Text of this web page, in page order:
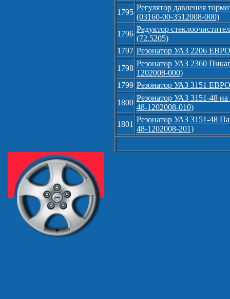
1795
Регулятор давления
(03160-00-3512008-000)
1796
Редуктор
(72.5205)
1797 Резонатор УАЗ 2206
1798
Резонатор УАЗ 2360
1202008-000)
1799 Резонатор УАЗ 3151
1800
Резонатор УАЗ 3151-48
48-1202008-010)
1801
Резонатор УАЗ 3151-48
48-1202008-201)